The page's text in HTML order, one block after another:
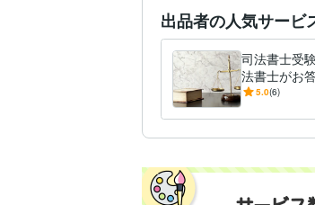
学歴
出品者の人気サービ
司法書士受
法書士がお
経験１９年
5.0(6)